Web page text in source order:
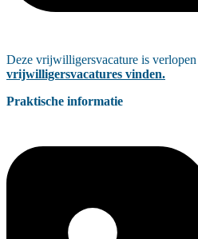
Deze vrijwilligersvacature is verlopen
vrijwilligersvacatures vinden.
Praktische informatie